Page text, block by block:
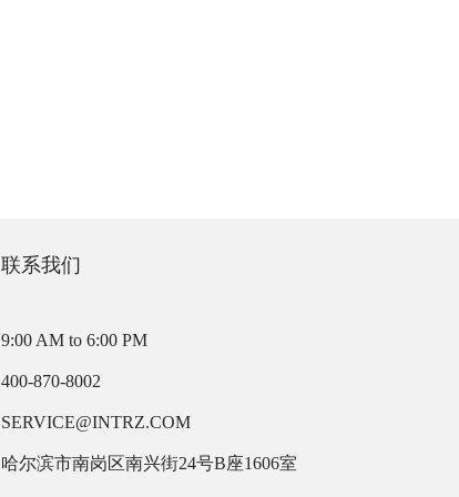
联系我们
9:00 AM to 6:00 PM
400-870-8002
SERVICE@INTRZ.COM
哈尔滨市南岗区南兴街24号B座1606室